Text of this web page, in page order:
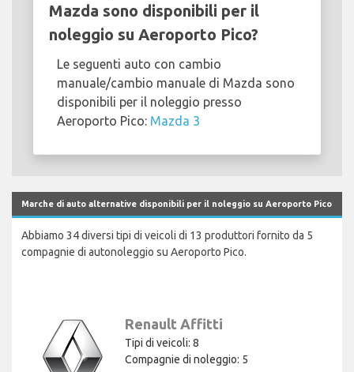
Mazda sono disponibili per il
noleggio su Aeroporto Pico?
Le seguenti auto con cambio
manuale/cambio manuale di Mazda sono
disponibili per il noleggio presso
Aeroporto Pico: Mazda 3
Marche di auto alternative disponibili per il noleggio su Aeroporto Pico
Abbiamo 34 diversi tipi di veicoli di 13 produttori fornito da 5
compagnie di autonoleggio su Aeroporto Pico.
Renault Affitti
Tipi di veicoli: 8
Compagnie di noleggio: 5